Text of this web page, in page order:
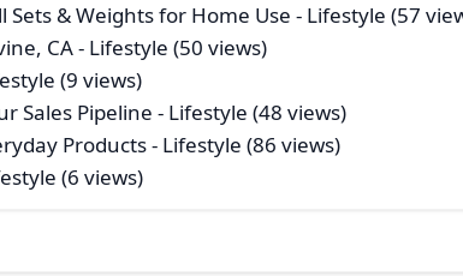
& Weights for Home Use - Lifestyle (57
CA- Lifestyle (50 views)
(9 views)
Sales Pipeline - Lifestyle (48 views)
Products- Lifestyle (86 views)
(6 views)